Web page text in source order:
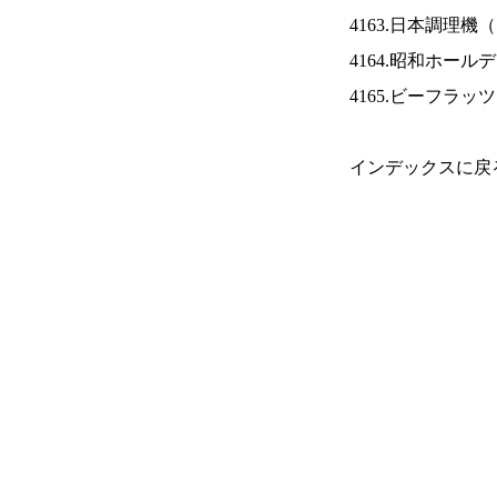
4163.日本調理機（
4164.昭和ホール
4165.ビーフラッ
インデックスに戻